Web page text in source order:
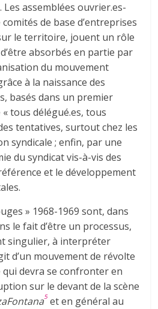
assemblées ouvrier.es-
de base d’entreprises
le territoire, jouent un rôle
absorbés en partie par
du mouvement
à la naissance des
basés dans un premier
tous délégué.es, tous
tentatives, surtout chez les
syndicale ; enfin, par une
du syndicat vis-à-vis des
et le développement
» 1968-1969 sont, dans
le fait d’être un processus,
singulier, à interpréter
d’un mouvement de révolte
devra se confronter en
sur le devant de la scène
5 et en général au